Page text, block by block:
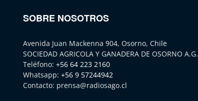
SOBRE NOSOTROS
Avenida Juan Mackenna 904, Osorno, Chile
SOCIEDAD AGRICOLA Y GANADERA DE OSORNO A.G.
Teléfono: +56 64 223 2160
Whatsapp: +56 9 57244942
Contacto: prensa@radiosago.cl